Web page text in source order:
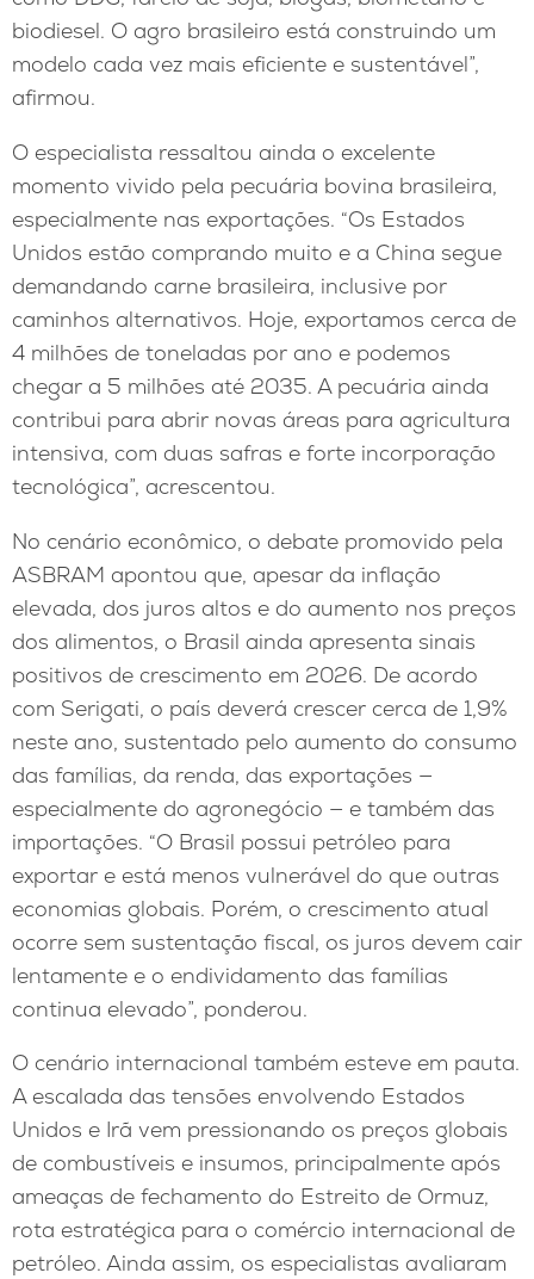
biodiesel. O agro brasileiro está construindo um
modelo cada vez mais eficiente e sustentável”,
afirmou.
O especialista ressaltou ainda o excelente
momento vivido pela pecuária bovina brasileira,
especialmente nas exportações. “Os Estados
Unidos estão comprando muito e a China segue
demandando carne brasileira, inclusive por
caminhos alternativos. Hoje, exportamos cerca de
4 milhões de toneladas por ano e podemos
chegar a 5 milhões até 2035. A pecuária ainda
contribui para abrir novas áreas para agricultura
intensiva, com duas safras e forte incorporação
tecnológica”, acrescentou.
No cenário econômico, o debate promovido pela
ASBRAM apontou que, apesar da inflação
elevada, dos juros altos e do aumento nos preços
dos alimentos, o Brasil ainda apresenta sinais
positivos de crescimento em 2026. De acordo
com Serigati, o país deverá crescer cerca de 1,9%
neste ano, sustentado pelo aumento do consumo
das famílias, da renda, das exportações —
especialmente do agronegócio — e também das
importações. “O Brasil possui petróleo para
exportar e está menos vulnerável do que outras
economias globais. Porém, o crescimento atual
ocorre sem sustentação fiscal, os juros devem cair
lentamente e o endividamento das famílias
continua elevado”, ponderou.
O cenário internacional também esteve em pauta.
A escalada das tensões envolvendo Estados
Unidos e Irã vem pressionando os preços globais
de combustíveis e insumos, principalmente após
ameaças de fechamento do Estreito de Ormuz,
rota estratégica para o comércio internacional de
petróleo. Ainda assim, os especialistas avaliaram